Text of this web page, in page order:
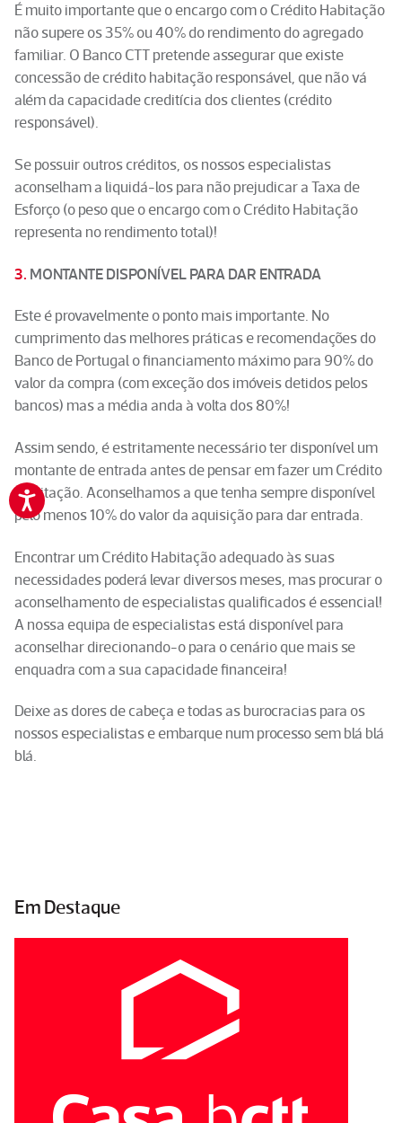
É muito importante que o encargo com o Crédito Habitação
não supere os 35% ou 40% do rendimento do agregado
familiar. O Banco CTT pretende assegurar que existe
concessão de crédito habitação responsável, que não vá
além da capacidade creditícia dos clientes (crédito
responsável).
Se possuir outros créditos, os nossos especialistas
aconselham a liquidá-los para não prejudicar a Taxa de
Esforço (o peso que o encargo com o Crédito Habitação
representa no rendimento total)!
3. MONTANTE DISPONÍVEL PARA DAR ENTRADA
Este é provavelmente o ponto mais importante. No
cumprimento das melhores práticas e recomendações do
Banco de Portugal o financiamento máximo para 90% do
valor da compra (com exceção dos imóveis detidos pelos
bancos) mas a média anda à volta dos 80%!
Assim sendo, é estritamente necessário ter disponível um
montante de entrada antes de pensar em fazer um Crédito
Habitação. Aconselhamos a que tenha sempre disponível
pelo menos 10% do valor da aquisição para dar entrada.
Encontrar um Crédito Habitação adequado às suas
necessidades poderá levar diversos meses, mas procurar o
aconselhamento de especialistas qualificados é essencial!
A nossa equipa de especialistas está disponível para
aconselhar direcionando-o para o cenário que mais se
enquadra com a sua capacidade financeira!
Deixe as dores de cabeça e todas as burocracias para os
nossos especialistas e embarque num processo sem blá blá
blá.
Em Destaque